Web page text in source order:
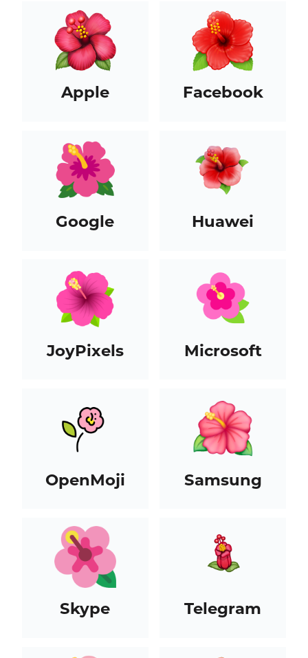
Apple Facebook
Google Huawei
JoyPixels Microsoft
OpenMoji Samsung
Skype Telegram